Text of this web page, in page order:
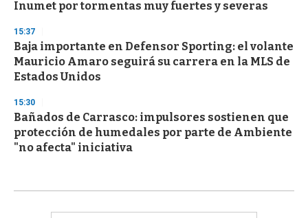
Inumet por tormentas muy fuertes y severas
15:37
Baja importante en Defensor Sporting: el volante
Mauricio Amaro seguirá su carrera en la MLS de
Estados Unidos
15:30
Bañados de Carrasco: impulsores sostienen que
protección de humedales por parte de Ambiente
"no afecta" iniciativa